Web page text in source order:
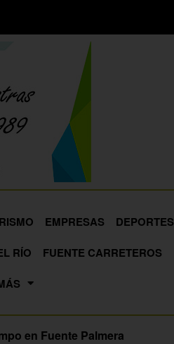
EMPRESAS
DEPORTES
RÍO
FUENTE CARRETEROS
en Fuente Palmera